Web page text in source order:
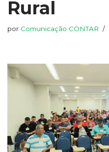
Rural
por Comunicação CONTAR